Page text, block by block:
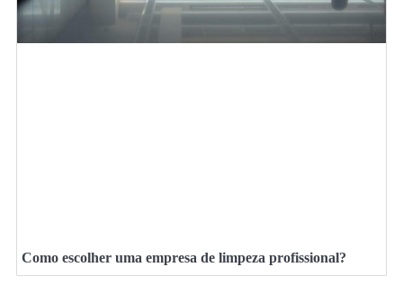
Como escolher uma empresa de limpeza profissional?